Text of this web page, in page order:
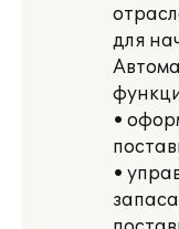
для
•
•